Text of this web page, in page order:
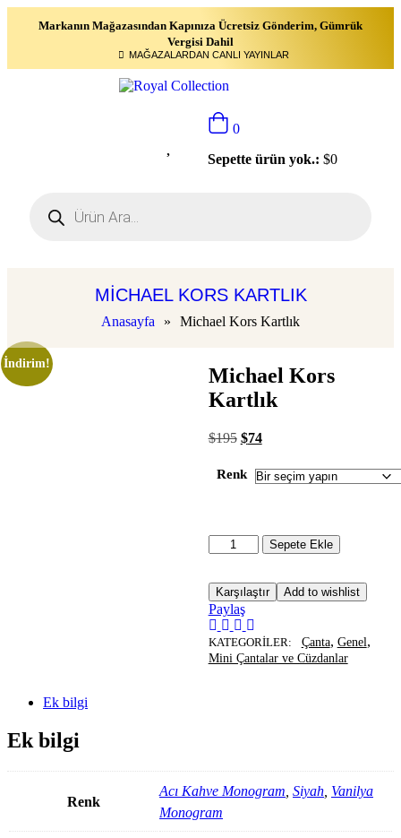
Markanın Mağazasından Kapınıza Ücretsiz Gönderim, Gümrük
Vergisi Dahil
MAĞAZALARDAN CANLI YAYINLAR
0
Sepette ürün yok.: $0
MICHAEL KORS KARTLIK
Anasayfa » Michael Kors Kartlık
İndirim!
Michael Kors
Kartlık
$195 $74
Renk
Sepete Ekle
Karşılaştır Add to wishlist
Paylaş
KATEGORILER: Çanta, Genel,
Mini Çantalar ve Cüzdanlar
Ek bilgi
Ek bilgi
Renk
Acı Kahve Monogram Siyah Vanilya
Monogram